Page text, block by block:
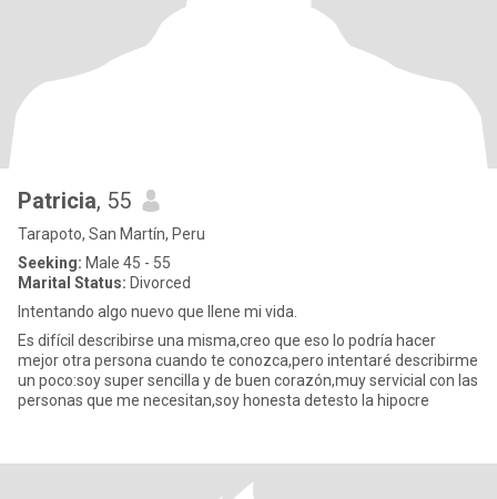
Patricia, 55
Tarapoto, San Martín, Peru
Seeking: Male 45 - 55
Marital Status: Divorced
Intentando algo nuevo que llene mi vida.
Es difícil describirse una misma,creo que eso lo podría hacer
mejor otra persona cuando te conozca,pero intentaré describirme
un poco:soy super sencilla y de buen corazón,muy servicial con las
personas que me necesitan,soy honesta detesto la hipocre